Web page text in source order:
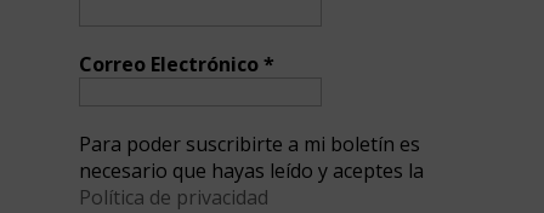
Correo Electrónico*
Para poder suscribirte a mi boletín es
necesario que hayas leído y aceptes la
Política de privacidad